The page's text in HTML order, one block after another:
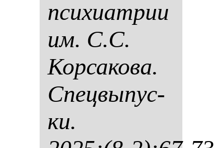
пси­хи­ат­рии
им. С.С.
Кор­са­ко­ва.
Спец­вы­пус­
ки.